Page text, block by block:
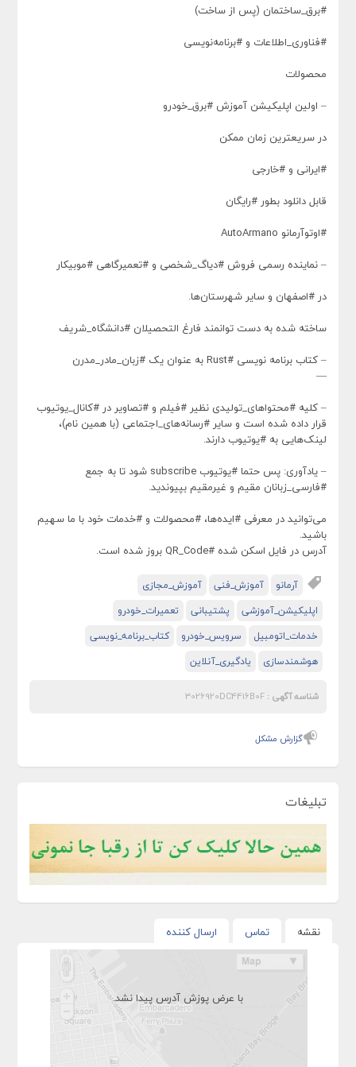
#برق_ساختمان (پس از ساخت)
#فناوری_اطلاعات و #برنامه‌نویسی
محصولات
– اولین اپلیکیشن آموزش #برق_خودرو
در سریعترین زمان ممکن
#ایرانی و #خارجی
قابل دانلود بطور #رایگان
#اوتوآرمانو AutoArmano
– نماینده رسمی فروش #دیاگ_شخصی و #تعمیرگاهی #موبیکار
در #اصفهان و سایر شهرستان‌ها.
ساخته شده به دست توانمند فارغ التحصیلان #دانشگاه_شریف
– کتاب برنامه نویسی #Rust به عنوان یک #زبان_مادر_مدرن
—
– کلیه #محتواهای_تولیدی نظیر #فیلم و #تصاویر در #کانال_یوتیوب
قرار داده شده است و سایر #رسانه‌های_اجتماعی (با همین نام)،
لینک‌هایی به #یوتیوب دارند.
– یادآوری: پس حتما #یوتیوب subscribe شود تا به جمع
#فارسی_زبانان مقیم و غیرمقیم بپیوندید.
می‌توانید در معرفی #ایده‌ها، #محصولات و #خدمات خود با ما سهیم
باشید.
آدرس در فایل اسکن شده #QR_Code بروز شده است.
آرمانو آموزش_فنی
آموزش_مجازی
اپلیکیشن_آموزشی
پشتیبانی
تعمیرات_خودرو
خدمات_اتومبیل
سرویس_خودرو
کتاب_برنامه_نویسی
هوشمندسازی
یادگیری_آنلاین
شناسه آگهی : 3026920DC4416B0F
گزارش مشکل
تبلیغات
نقشه تماس ارسال کننده
با عرض پوزش آدرس پیدا نشد.